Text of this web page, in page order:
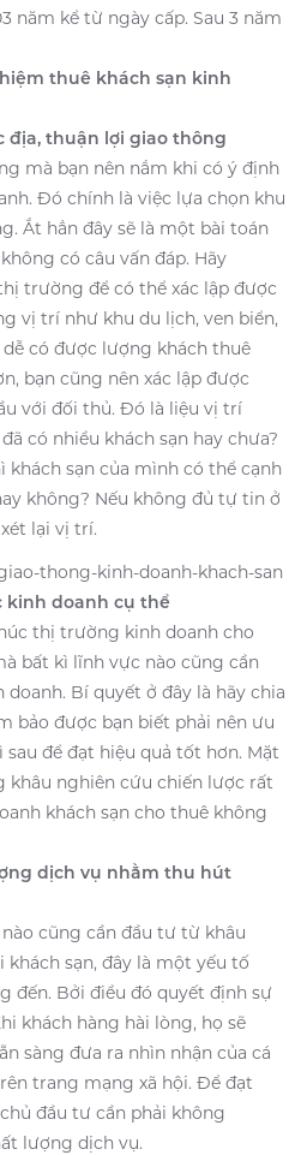
năm kể từ ngày cấp. Sau 3 năm
thuê khách sạn kinh
địa, thuận lợi giao thông
mà bạn nên nắm khi có ý định
Đó chính là việc lựa chọn khu
Ắt hẳn đây sẽ là một bài toán
có câu vấn đáp. Hãy
trường để có thể xác lập được
vị trí như khu du lịch, ven biển,
có được lượng khách thuê
bạn cũng nên xác lập được
với đối thủ. Đó là liệu vị trí
có nhiều khách sạn hay chưa?
khách sạn của mình có thể cạnh
không? Nếu không đủ tự tin ở
lại vị trí.
thong-kinh-doanh-khach-san
kinh doanh cụ thể
thị trường kinh doanh cho
bất kì lĩnh vực nào cũng cần
Bí quyết ở đây là hãy chia
bảo được bạn biết phải nên ưu
để đạt hiệu quả tốt hơn. Mặt
khâu nghiên cứu chiến lược rất
khách sạn cho thuê không
dịch vụ nhằm thu hút
cũng cần đầu tư từ khâu
sạn, đây là một yếu tố
đến. Bởi điều đó quyết định sự
khách hàng hài lòng, họ sẽ
sàng đưa ra nhìn nhận của cá
trang mạng xã hội. Để đạt
đầu tư cần phải không
lượng dịch vụ.